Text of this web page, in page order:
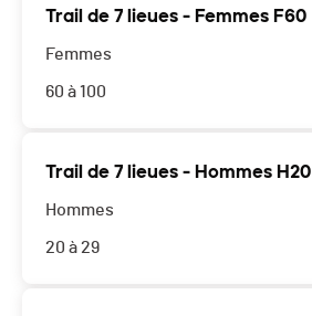
Trail de 7 lieues - Femmes F60
Femmes
60 à 100
Trail de 7 lieues - Hommes H20
Hommes
20 à 29